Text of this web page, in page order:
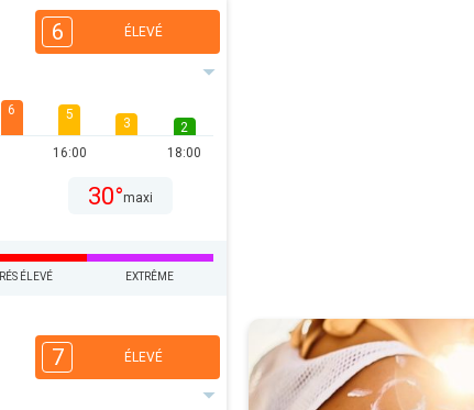
6 ÉLEVÉ
6 5
16:00
3
2
18:00
30°maxi
ÉLEVÉ EXTRÊME
7 ÉLEVÉ
Comment éviter les coups